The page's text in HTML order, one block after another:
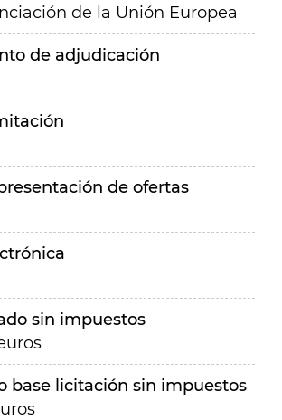
de la Unión Europea
de adjudicación
de ofertas
sin impuestos
base licitación sin impuestos